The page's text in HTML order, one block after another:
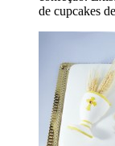
de cupcakes